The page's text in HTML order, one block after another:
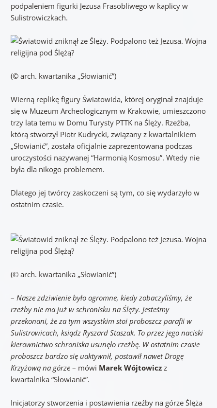
podpaleniem figurki Jezusa Frasobliwego w kaplicy w
Sulistrowiczkach.
(© arch. kwartanika „Słowianić”)
Wierną replikę figury Światowida, której oryginał znajduje
się w Muzeum Archeologicznym w Krakowie, umieszczono
trzy lata temu w Domu Turysty PTTK na Ślęży. Rzeźba,
którą stworzył Piotr Kudrycki, związany z kwartalnikiem
„Słowianić”, została oficjalnie zaprezentowana podczas
uroczystości nazywanej “Harmonią Kosmosu”. Wtedy nie
była dla nikogo problemem.
Dlatego jej twórcy zaskoczeni są tym, co się wydarzyło w
ostatnim czasie.
(© arch. kwartanika „Słowianić”)
– Nasze zdziwienie było ogromne, kiedy zobaczyliśmy, że
rzeźby nie ma już w schronisku na Ślęży. Jesteśmy
przekonani, że za tym wszystkim stoi proboszcz parafii w
Sulistrowicach, ksiądz Ryszard Staszak. To przez jego naciski
kierownictwo schroniska usunęło rzeźbę. W ostatnim czasie
proboszcz bardzo się uaktywnił, postawił nawet Drogę
Krzyżową na górze– mówi Marek Wójtowiczz
kwartalnika “Słowianić”.
Inicjatorzy stworzenia i postawienia rzeźby na górze Ślęża